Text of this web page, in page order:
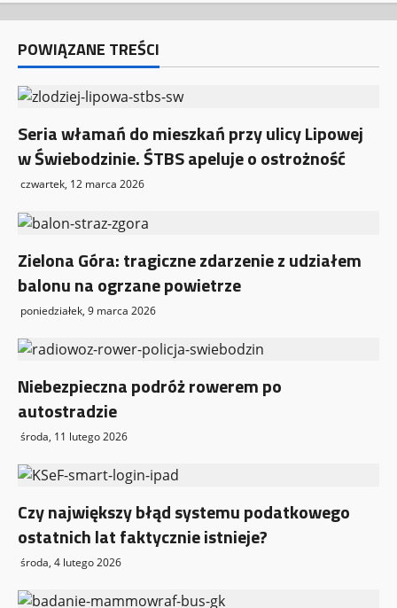
p
i
s
y
POWIĄZANE TREŚCI
Seria włamań do mieszkań przy ulicy Lipowej
w Świebodzinie. ŚTBS apeluje o ostrożność
czwartek, 12 marca 2026
Zielona Góra: tragiczne zdarzenie z udziałem
balonu na ogrzane powietrze
poniedziałek, 9 marca 2026
Niebezpieczna podróż rowerem po
autostradzie
środa, 11 lutego 2026
Czy największy błąd systemu podatkowego
ostatnich lat faktycznie istnieje?
środa, 4 lutego 2026